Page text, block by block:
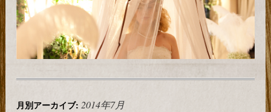
月別アーカイブ: 2014年7月